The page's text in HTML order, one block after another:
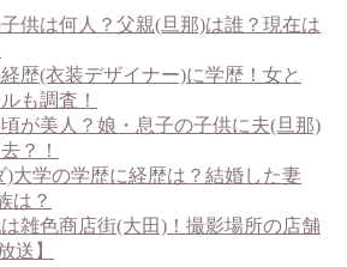
供は何人？父親(旦那)は誰？現在は
歴(衣装デザイナー)に学歴！女と
も調査！
が美人？娘・息子の子供に夫(旦那)
？！
)大学の学歴に経歴は？結婚した妻
は？
雑色商店街(大田)！撮影場所の店舗
送】